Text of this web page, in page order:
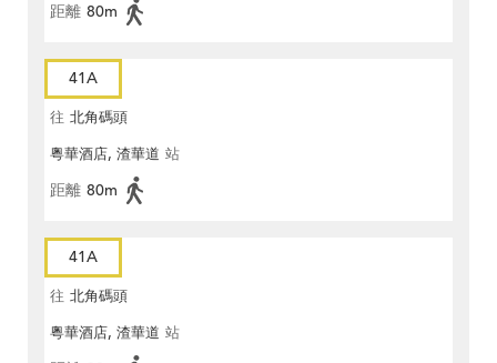
距離 80m
41A
往 北角碼頭
粵華酒店, 渣華道 站
距離 80m
41A
往 北角碼頭
粵華酒店, 渣華道 站